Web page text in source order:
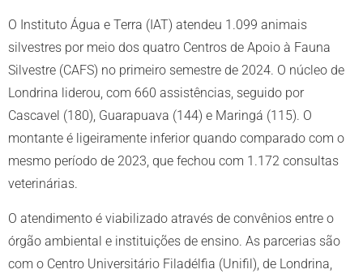
O Instituto Água e Terra (IAT) atendeu 1.099 animais
silvestres por meio dos quatro Centros de Apoio à Fauna
Silvestre (CAFS) no primeiro semestre de 2024. O núcleo de
Londrina liderou, com 660 assistências, seguido por
Cascavel (180), Guarapuava (144) e Maringá (115). O
montante é ligeiramente inferior quando comparado com o
mesmo período de 2023, que fechou com 1.172 consultas
veterinárias.
O atendimento é viabilizado através de convênios entre o
órgão ambiental e instituições de ensino. As parcerias são
com o Centro Universitário Filadélfia (Unifil), de Londrina,